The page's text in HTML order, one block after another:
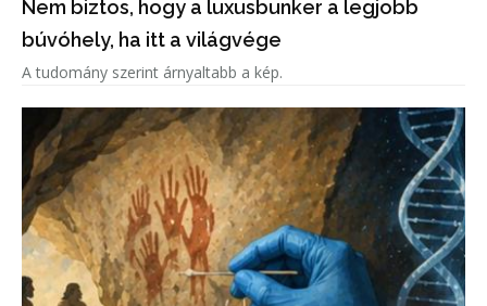
Nem biztos, hogy a luxusbunker a legjobb
búvóhely, ha itt a világvége
A tudomány szerint árnyaltabb a kép.